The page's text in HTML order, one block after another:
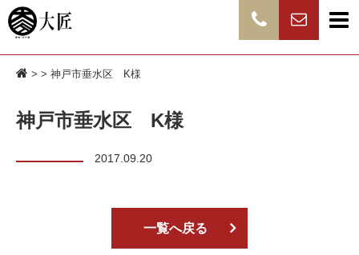
> > 神戸市垂水区 K様
神戸市垂水区 K様
2017.09.20
一覧へ戻る